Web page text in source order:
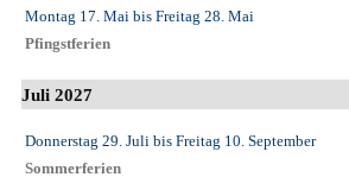
Montag 17. Mai bis Freitag 28. Mai
Pfingstferien
Juli 2027
Donnerstag 29. Juli bis Freitag 10. September
Sommerferien